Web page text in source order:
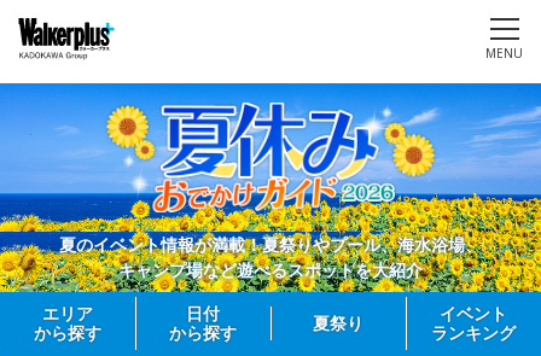
MENU
夏のイベント情報が満載！夏祭りやプール、海水浴場、
キャンプ場など遊べるスポットを大紹介
エリア
から探す
日付
から探す
夏祭り
イベント
ランキング